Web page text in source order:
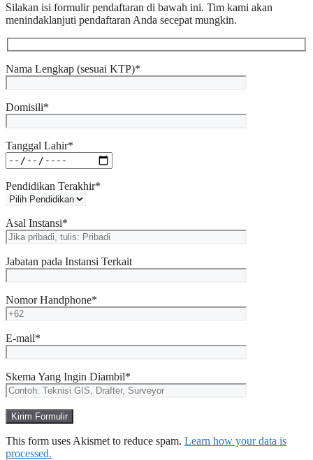
Silakan isi formulir pendaftaran di bawah ini. Tim kami akan
menindaklanjuti pendaftaran Anda secepat mungkin.
Nama Lengkap (sesuai KTP)*
Domisili*
Tanggal Lahir*
Pendidikan Terakhir*
Asal Instansi*
Jabatan pada Instansi Terkait
Nomor Handphone*
E-mail*
Skema Yang Ingin Diambil*
This form uses Akismet to reduce spam. Learn how your data is
processed.